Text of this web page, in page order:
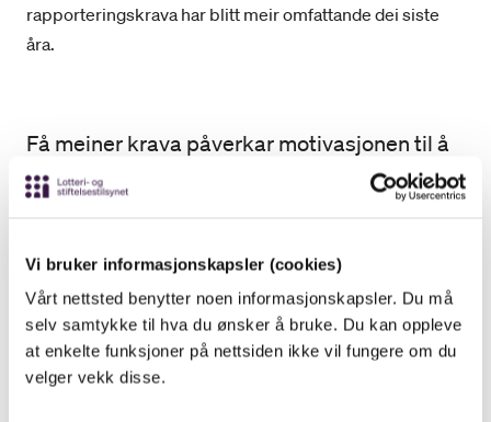
Vi bruker informasjonskapsler (cookies)
Vårt nettsted benytter noen informasjonskapsler. Du må
selv samtykke til hva du ønsker å bruke. Du kan oppleve
at enkelte funksjoner på nettsiden ikke vil fungere om du
velger vekk disse.
rapporteringskrava har blitt meir omfattande dei siste
åra.
Få meiner krava påverkar motivasjonen til å
søke tilskot
organisasjonar har valt å ikkje søke tilskot, fordi dei
opplever at krava til dokumentasjon er for omfattande.
Fleirtalet av dei som har svart er ueinige i den vurderinga.
Det er dei store organisasjonane som i størst grad
meiner at krava påverkar motivasjonen for å søke.